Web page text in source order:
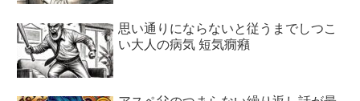
思い通りにならないと従うまでしつこ
い大人の病気 短気癇癪